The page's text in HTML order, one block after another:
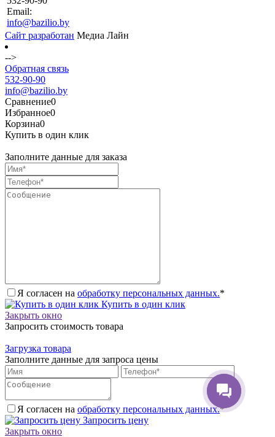
Email:
info@bazilio.by
Сайт разработан Медиа Лайн
-->
Обратная связь
532-90-90
info@bazilio.by
Сравнение0
Избранное0
Корзина0
Купить в один клик
Заполните данные для заказа
Я согласен на обработку персональных данных.*
Купить в один клик
Закрыть окно
Запросить стоимость товара
Загрузка товара
Заполните данные для запроса цены
Я согласен на обработку персональных данных.*
Запросить цену
Закрыть окно